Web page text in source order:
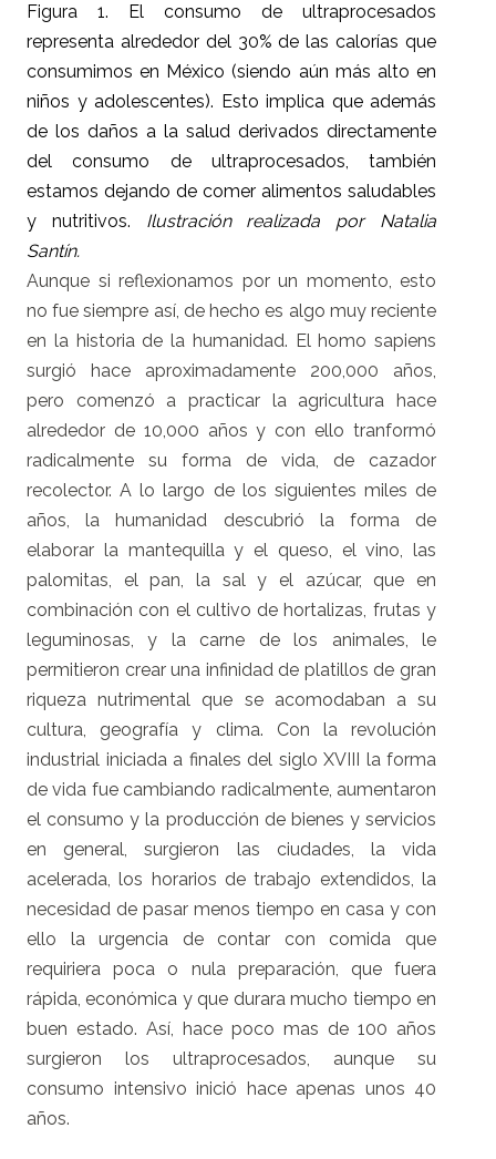
Figura 1. El consumo de ultraprocesados
representa alrededor del 30% de las calorías que
consumimos en México (siendo aún más alto en
niños y adolescentes). Esto implica que además
de los daños a la salud derivados directamente
del consumo de ultraprocesados, también
estamos dejando de comer alimentos saludables
y nutritivos. Ilustración realizada por Natalia
Santín.
Aunque si reflexionamos por un momento, esto
no fue siempre así, de hecho es algo muy reciente
en la historia de la humanidad. El homo sapiens
surgió hace aproximadamente 200,000 años,
pero comenzó a practicar la agricultura hace
alrededor de 10,000 años y con ello tranformó
radicalmente su forma de vida, de cazador
recolector. A lo largo de los siguientes miles de
años, la humanidad descubrió la forma de
elaborar la mantequilla y el queso, el vino, las
palomitas, el pan, la sal y el azúcar, que en
combinación con el cultivo de hortalizas, frutas y
leguminosas, y la carne de los animales, le
permitieron crear una infinidad de platillos de gran
riqueza nutrimental que se acomodaban a su
cultura, geografía y clima. Con la revolución
industrial iniciada a finales del siglo XVIII la forma
de vida fue cambiando radicalmente, aumentaron
el consumo y la producción de bienes y servicios
en general, surgieron las ciudades, la vida
acelerada, los horarios de trabajo extendidos, la
necesidad de pasar menos tiempo en casa y con
ello la urgencia de contar con comida que
requiriera poca o nula preparación, que fuera
rápida, económica y que durara mucho tiempo en
buen estado. Así, hace poco mas de 100 años
surgieron los ultraprocesados, aunque su
consumo intensivo inició hace apenas unos 40
años.